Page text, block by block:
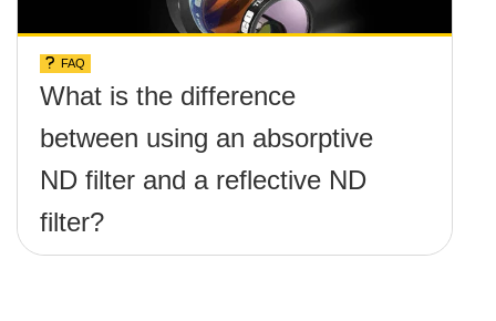
FAQ
What is the difference
between using an absorptive
ND filter and a reflective ND
filter?